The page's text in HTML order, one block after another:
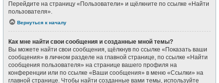
Перейдите на страницу «Пользователи» и щёлкните по ссылке «Найти
пользователя».
Вернуться к началу
Как мне найти свои сообщения и созданные мной темы?
Вы можете найти свои сообщения, щёлкнув по ссылке «Показать ваши
сообщения» в личном разделе на главной странице, по ссылке «Найти
сообщения пользователя» на странице вашего профиля на
конференции или по ссылке «Ваши сообщения» в меню «Ссылки» на
главной странице. Чтобы найти созданные вами темы, используйте